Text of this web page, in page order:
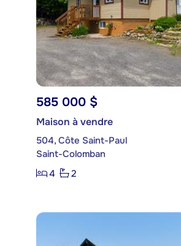
585 000 $
Maison à vendre
504, Côte Saint-Paul
Saint-Colomban
4
2